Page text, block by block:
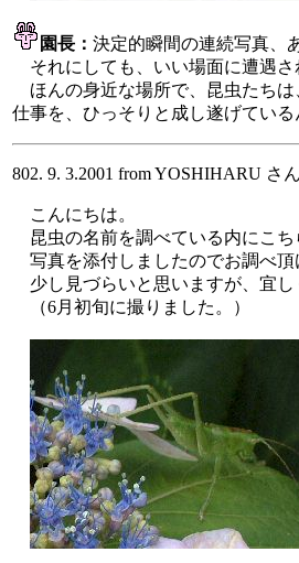
園長： 決定的瞬間の連続写真、
それにしても、いい場面に遭遇さ
ほんの身近な場所で、昆虫たちは
仕事を、ひっそりと成し遂げている
802. 9. 3.2001 from YOSHIHARU さ
こんにちは。
昆虫の名前を調べている内にこち
写真を添付しましたのでお調べ頂
少し見づらいと思いますが、宜し
（6月初旬に撮りました。）